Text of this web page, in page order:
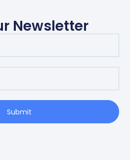
Newsletter
Submit